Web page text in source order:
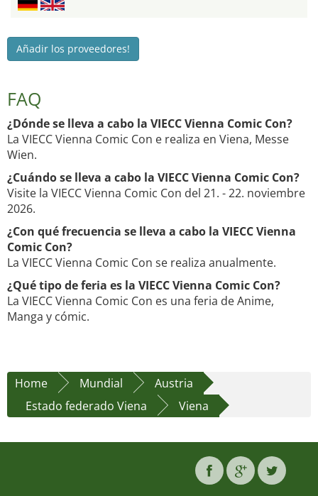
Añadir los proveedores!
FAQ
¿Dónde se lleva a cabo la VIECC Vienna Comic Con?
La VIECC Vienna Comic Con e realiza en Viena, Messe
Wien.
¿Cuándo se lleva a cabo la VIECC Vienna Comic Con?
Visite la VIECC Vienna Comic Con del 21. - 22. noviembre
2026.
¿Con qué frecuencia se lleva a cabo la VIECC Vienna
Comic Con?
La VIECC Vienna Comic Con se realiza anualmente.
¿Qué tipo de feria es la VIECC Vienna Comic Con?
La VIECC Vienna Comic Con es una feria de Anime,
Manga y cómic.
Home Mundial
Austria
Estado federado Viena
Viena